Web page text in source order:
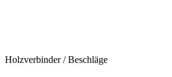
Holzverbinder / Beschläge